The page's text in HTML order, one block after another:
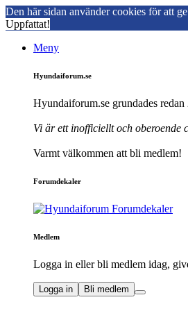
Den här sidan använder cookies för att
Uppfattat!
Meny
Hyundaiforum.se
Hyundaiforum.se grundades
Vi är ett inofficiellt och
Varmt välkommen att bli medlem!
Forumdekaler
Medlem
Logga in eller bli medlem idag,
Logga in Bli medlem